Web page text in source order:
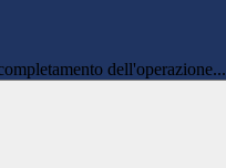
dell'operazione...